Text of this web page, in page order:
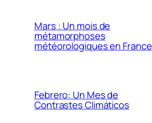
Mars : Un mois de
métamorphoses
météorologiques en France
Febrero: Un Mes de
Contrastes Climáticos